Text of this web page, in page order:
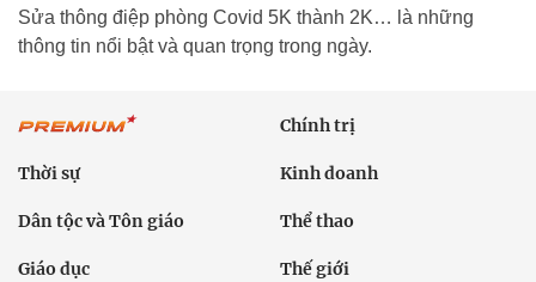
Sửa thông điệp phòng Covid 5K thành 2K… là những
thông tin nổi bật và quan trọng trong ngày.
Chính trị
Thời sự Kinh doanh
Dân tộc và Tôn giáo Thể thao
Giáo dục Thế giới